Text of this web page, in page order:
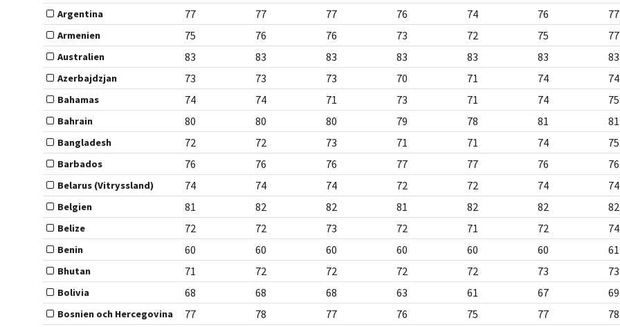
Argentina 77 77 77 76 74 76 77
Armenien 75 76 76 73 72 75 77
Australien 83 83 83 83 83 83 83
Azerbajdzjan 73 73 73 70 71 74 74
Bahamas 74 74 71 73 71 74 75
Bahrain 80 80 80 79 78 81 81
Bangladesh 72 72 73 71 71 74 75
Barbados 76 76 76 77 77 76 76
Belarus (Vitryssland) 74 74 74 72 72 74 74
Belgien 81 82 82 81 82 82 82
Belize 72 72 73 72 71 72 74
Benin 60 60 60 60 60 60 61
Bhutan 71 72 72 72 72 73 73
Bolivia 68 68 68 63 61 67 69
Bosnien och Hercegovina 77 78 77 76 75 77 78